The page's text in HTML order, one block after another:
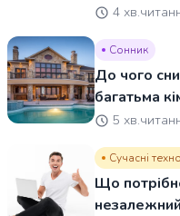
4
Сонник
До чого
багатьма
5
Сучасні
Що